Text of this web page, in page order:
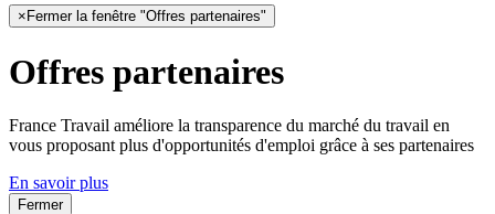
× Fermer la fenêtre "Offres partenaires"
Offres partenaires
France Travail améliore la transparence du marché du travail en
vous proposant plus d'opportunités d'emploi grâce à ses partenaires
En savoir plus
Fermer